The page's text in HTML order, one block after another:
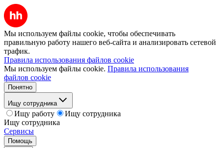
Мы используем файлы cookie, чтобы обеспечивать
правильную работу нашего веб-сайта и анализировать сетевой
трафик.
Правила использования файлов cookie
Мы используем файлы cookie. Правила использования
файлов cookie
Понятно
Ищу сотрудника
Ищу работу
Ищу сотрудника
Ищу сотрудника
Сервисы
Помощь